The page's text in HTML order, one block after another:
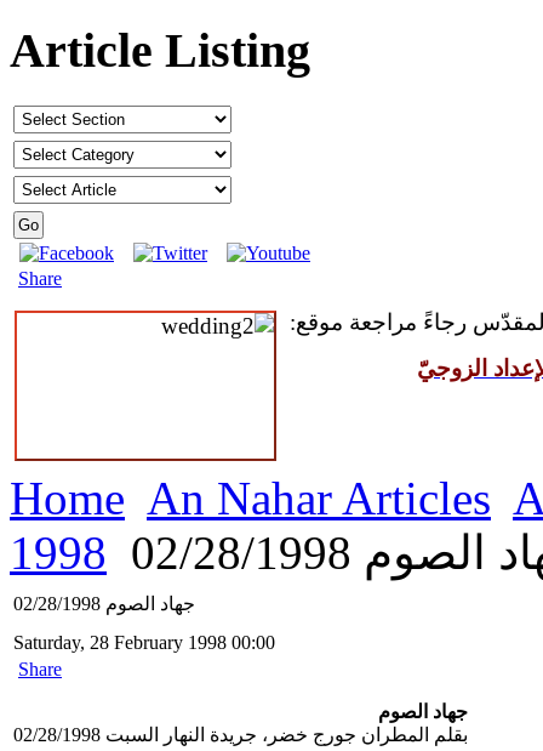
Article Listing
Share
رجاءً مراجعة موقع:
الزوجيّ
Home An Nahar Articles
1998
02/28/1998
جهاد الصوم 02/28/1998
Saturday, 28 February 1998 00:00
Share
جهاد الصوم
بقلم المطران جورج خضر، جريدة النهار السبت 02/28/1998